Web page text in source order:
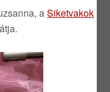
aSiketvakok